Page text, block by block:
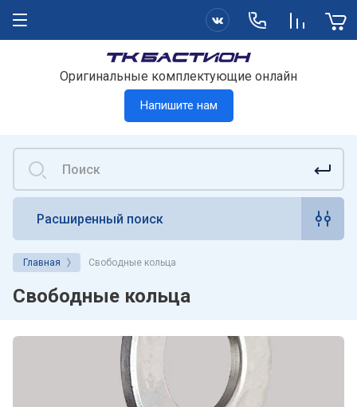
Оригинальные комплектующие онлайн
Напишите нам
Расширенный поиск
Главная Свободные кольца
Свободные кольца